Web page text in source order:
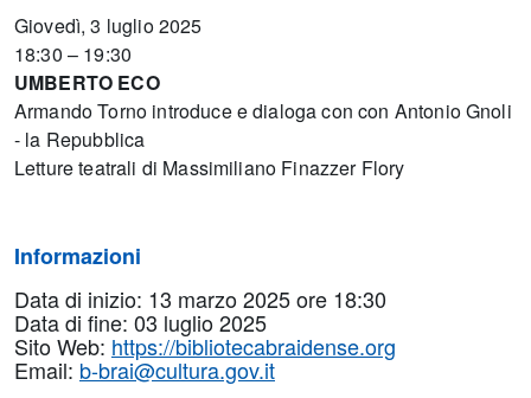
Giovedì, 3 luglio 2025
18:30 – 19:30
UMBERTO ECO
Armando Torno introduce e dialoga con con Antonio Gnoli
- la Repubblica
Letture teatrali di Massimiliano Finazzer Flory
Informazioni
Data di inizio: 13 marzo 2025 ore 18:30
Data di fine: 03 luglio 2025
Sito Web: https://bibliotecabraidense.org
Email: b-brai@cultura.gov.it